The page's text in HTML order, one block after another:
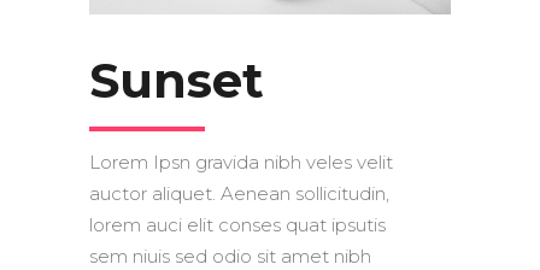
Sunset
Lorem Ipsn gravida nibh veles velit
auctor aliquet. Aenean sollicitudin,
lorem auci elit conses quat ipsutis
sem niuis sed odio sit amet nibh